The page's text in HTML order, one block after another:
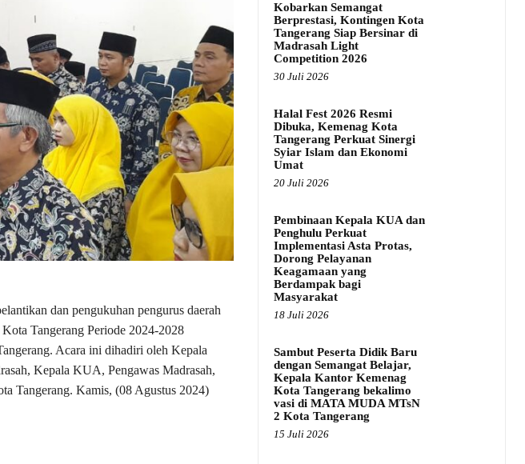
dan pengukuhan pengurus daerah
Tangerang Periode 2024-2028
Acara ini dihadiri oleh Kepala
Kepala KUA, Pengawas Madrasah,
Tangerang. Kamis, (08 Agustus 2024)
Kobarkan Semangat
Berprestasi, Kontingen Kota
Tangerang Siap Bersinar di
Madrasah Light
Competition 2026
30 Juli 2026
Halal Fest 2026 Resmi
Dibuka, Kemenag Kota
Tangerang Perkuat Sinergi
Syiar Islam dan Ekonomi
Umat
20 Juli 2026
Pembinaan Kepala KUA dan
Penghulu Perkuat
Implementasi Asta Protas,
Dorong Pelayanan
Keagamaan yang
Berdampak bagi
Masyarakat
18 Juli 2026
Sambut Peserta Didik Baru
dengan Semangat Belajar,
Kepala Kantor Kemenag
Kota Tangerang bekalimo
vasi di MATA MUDA MTsN
2 Kota Tangerang
15 Juli 2026